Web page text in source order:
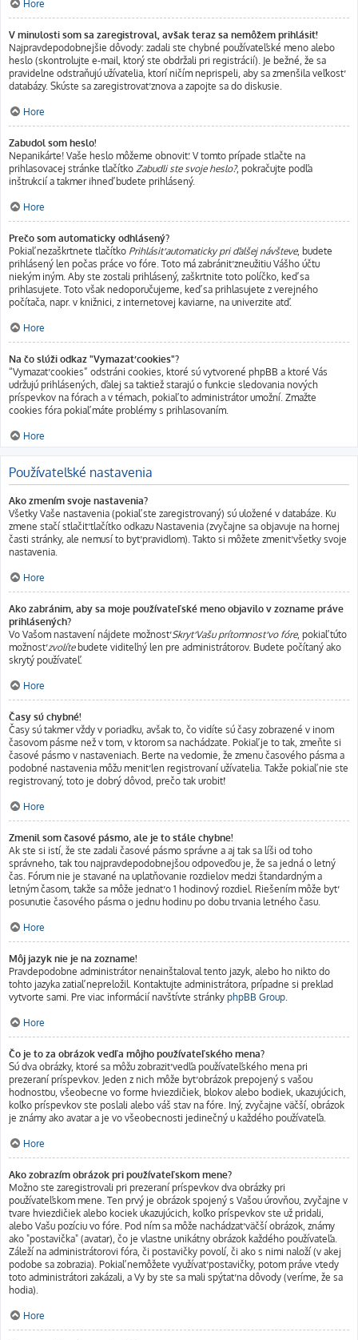
Hore
V minulosti som sa zaregistroval, avšak teraz sa nemôžem prihlásiť!
Najpravdepodobnejšie dôvody: zadali ste chybné používateľské meno alebo
heslo (skontrolujte e-mail, ktorý ste obdržali pri registrácií). Je bežné, že sa
pravidelne odstraňujú užívatelia, ktorí ničím neprispeli, aby sa zmenšila veľkosť
databázy. Skúste sa zaregistrovať znova a zapojte sa do diskusie.
Hore
Zabudol som heslo!
Nepanikárte! Vaše heslo môžeme obnoviť. V tomto prípade stlačte na
prihlasovacej stránke tlačítko Zabudli ste svoje heslo?, pokračujte podľa
inštrukcií a takmer ihneď budete prihlásený.
Hore
Prečo som automaticky odhlásený?
Pokiaľ nezaškrtnete tlačítko Prihlásiť automaticky pri ďalšej návšteve, budete
prihlásený len počas práce vo fóre. Toto má zabrániť zneužitiu Vášho účtu
niekým iným. Aby ste zostali prihlásený, zaškrtnite toto políčko, keď sa
prihlasujete. Toto však nedoporučujeme, keď sa prihlasujete z verejného
počítača, napr. v knižnici, z internetovej kaviarne, na univerzite atď.
Hore
Na čo slúži odkaz "Vymazať cookies"?
“Vymazať cookies” odstráni cookies, ktoré sú vytvorené phpBB a ktoré Vás
udržujú prihlásených, ďalej sa taktiež starajú o funkcie sledovania nových
príspevkov na fórach a v témach, pokiaľ to administrátor umožní. Zmažte
cookies fóra pokiaľ máte problémy s prihlasovaním.
Hore
Používateľské nastavenia
Ako zmením svoje nastavenia?
Všetky Vaše nastavenia (pokiaľ ste zaregistrovaný) sú uložené v databáze. Ku
zmene stačí stlačiť tlačítko odkazu Nastavenia (zvyčajne sa objavuje na hornej
časti stránky, ale nemusí to byť pravidlom). Takto si môžete zmeniť všetky svoje
nastavenia.
Hore
Ako zabránim, aby sa moje používateľské meno objavilo v zozname práve
prihlásených?
Vo Vašom nastavení nájdete možnosťSkryť Vašu prítomnosť vo fóre, pokiaľ túto
možnosťzvolítebudete viditeľný len pre administrátorov. Budete počítaný ako
skrytý používateľ.
Hore
Časy sú chybné!
Časy sú takmer vždy v poriadku, avšak to, čo vidíte sú časy zobrazené v inom
časovom pásme než v tom, v ktorom sa nachádzate. Pokiaľ je to tak, zmeňte si
časové pásmo v nastaveniach. Berte na vedomie, že zmenu časového pásma a
podobné nastavenia môžu meniť len registrovaní užívatelia. Takže pokiaľ nie ste
registrovaný, toto je dobrý dôvod, prečo tak urobiť!
Hore
Zmenil som časové pásmo, ale je to stále chybne!
Ak ste si istí, že ste zadali časové pásmo správne a aj tak sa líši od toho
správneho, tak tou najpravdepodobnejšou odpoveďou je, že sa jedná o letný
čas. Fórum nie je stavané na uplatňovanie rozdielov medzi štandardným a
letným časom, takže sa môže jednať o 1 hodinový rozdiel. Riešením môže byť
posunutie časového pásma o jednu hodinu po dobu trvania letného času.
Hore
Môj jazyk nie je na zozname!
Pravdepodobne administrátor nenainštaloval tento jazyk, alebo ho nikto do
tohto jazyka zatiaľ nepreložil. Kontaktujte administrátora, prípadne si preklad
vytvorte sami. Pre viac informácií navštívte stránky phpBB Group.
Hore
Čo je to za obrázok vedľa môjho používateľského mena?
Sú dva obrázky, ktoré sa môžu zobraziť vedľa používateľského mena pri
prezeraní príspevkov. Jeden z nich môže byť obrázok prepojený s vašou
hodnosťou, všeobecne vo forme hviezdičiek, blokov alebo bodiek, ukazujúcich,
koľko príspevkov ste poslali alebo váš stav na fóre. Iný, zvyčajne väčší, obrázok
je známy ako avatar a je vo všeobecnosti jedinečný u každého používateľa.
Hore
Ako zobrazím obrázok pri používateľskom mene?
Možno ste zaregistrovali pri prezeraní príspevkov dva obrázky pri
používateľskom mene. Ten prvý je obrázok spojený s Vašou úrovňou, zvyčajne v
tvare hviezdičiek alebo kociek ukazujúcich, koľko príspevkov ste už pridali,
alebo Vašu pozíciu vo fóre. Pod ním sa môže nachádzať väčší obrázok, známy
ako "postavička" (avatar), čo je vlastne unikátny obrázok každého používateľa.
Záleží na administrátorovi fóra, či postavičky povolí, či ako s nimi naloží (v akej
podobe sa zobrazia). Pokiaľ nemôžete využívať postavičky, potom práve vtedy
toto administrátori zakázali, a Vy by ste sa mali spýtať na dôvody (veríme, že sa
hodia).
Hore